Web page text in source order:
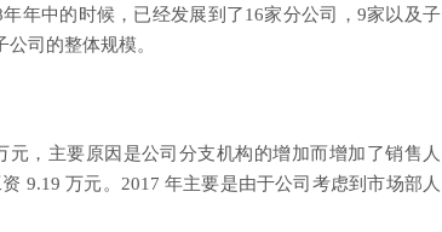
年中的时候，已经发展到了16家分公司，9家以及子
司的整体规模。
，主要原因是公司分支机构的增加而增加了销售人
9.19 万元。2017 年主要是由于公司考虑到市场部人